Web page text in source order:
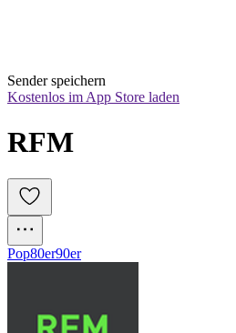
Sender speichern
Kostenlos im App Store laden
RFM
Pop80er90er